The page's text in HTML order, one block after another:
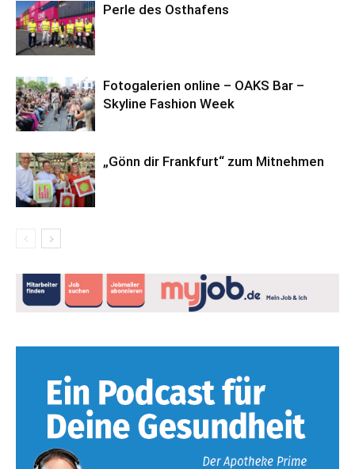
Perle des Osthafens
Fotogalerien online – OAKS Bar –
Skyline Fashion Week
„Gönn dir Frankfurt“ zum Mitnehmen